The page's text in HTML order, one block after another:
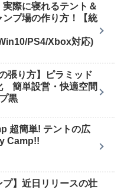
実際に寝れるテント＆
ンプ場の作り方！【統
PS4/Xbox対応)
張り方】ピラミッド
簡単設営・快適空間
黒
超簡単! テントの広
Camp!!
プ】近日リリースの壮